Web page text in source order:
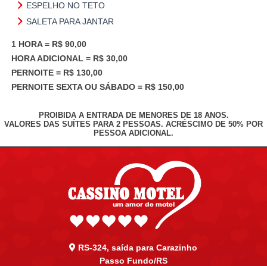
ESPELHO NO TETO
SALETA PARA JANTAR
1 HORA = R$ 90,00
HORA ADICIONAL = R$ 30,00
PERNOITE = R$ 130,00
PERNOITE SEXTA OU SÁBADO = R$ 150,00
PROIBIDA A ENTRADA DE MENORES DE 18 ANOS.
VALORES DAS SUÍTES PARA 2 PESSOAS. ACRÉSCIMO DE 50% POR
PESSOA ADICIONAL.
RS-324, saída para Carazinho
Passo Fundo/RS